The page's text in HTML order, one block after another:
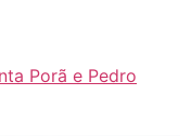
Porã e Pedro